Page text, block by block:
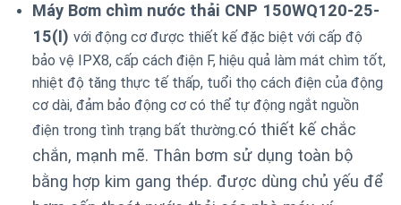
Máy Bơm chìm nước thải CNP 150WQ120-25-
15(I) với động cơ được thiết kế đặc biệt với cấp độ
bảo vệ IPX8, cấp cách điện F, hiệu quả làm mát chìm tốt,
nhiệt độ tăng thực tế thấp, tuổi thọ cách điện của động
cơ dài, đảm bảo động cơ có thể tự động ngắt nguồn
điện trong tình trạng bất thường.có thiết kế chắc
chắn, mạnh mẽ. Thân bơm sử dụng toàn bộ
bằng hợp kim gang thép. được dùng chủ yếu để